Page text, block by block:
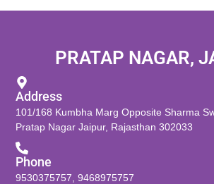
PRATAP NAGAR,
Address
101/168 Kumbha Marg Opposite Sharma
Pratap Nagar Jaipur, Rajasthan 302033
Phone
9530375757 ,9468975757